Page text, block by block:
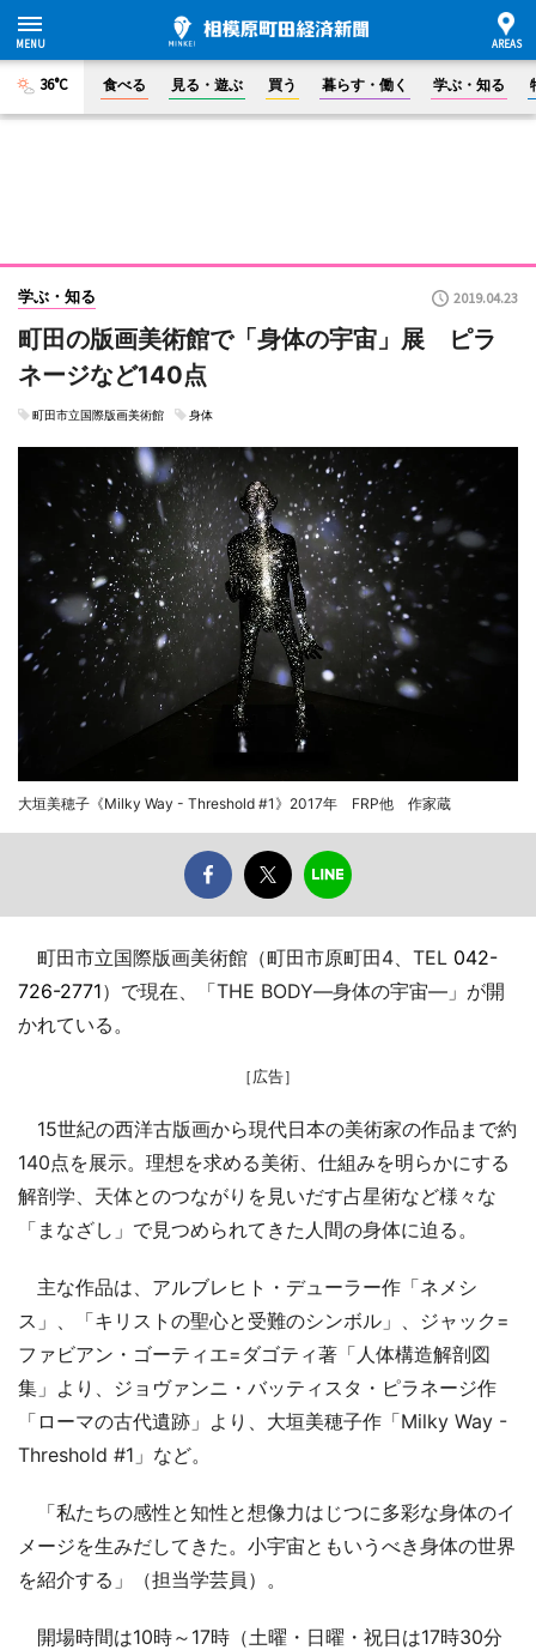
36°C 食べる 見る・遊ぶ 買う 暮らす・働く 学ぶ・知る
学ぶ・知る 2019.04.23
町田の版画美術館で「身体の宇宙」展 ピラ
ネージなど140点
町田市立国際版画美術館 身体
大垣美穂子《Milky Way - Threshold #1》2017年 FRP他 作家蔵
町田市立国際版画美術館（町田市原町田4、TEL 042-
726-2771）で現在、「THE BODY―身体の宇宙―」が開
かれている。
［広告］
15世紀の西洋古版画から現代日本の美術家の作品まで約
140点を展示。理想を求める美術、仕組みを明らかにする
解剖学、天体とのつながりを見いだす占星術など様々な
「まなざし」で見つめられてきた人間の身体に迫る。
主な作品は、アルブレヒト・デューラー作「ネメシ
ス」、「キリストの聖心と受難のシンボル」、ジャック=
ファビアン・ゴーティエ=ダゴティ著「人体構造解剖図
集」より、ジョヴァンニ・バッティスタ・ピラネージ作
「ローマの古代遺跡」より、大垣美穂子作「Milky Way -
Threshold #1」など。
「私たちの感性と知性と想像力はじつに多彩な身体のイ
メージを生みだしてきた。小宇宙ともいうべき身体の世界
を紹介する」（担当学芸員）。
開場時間は10時～17時（土曜・日曜・祝日は17時30分